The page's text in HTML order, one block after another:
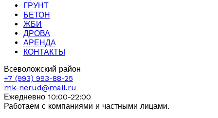
ГРУНТ
БЕТОН
ЖБИ
ДРОВА
АРЕНДА
КОНТАКТЫ
Всеволожский район
+7 (993) 993-88-25
mk-nerud@mail.ru
Ежедневно 10:00-22:00
Работаем с компаниями и частными лицами.